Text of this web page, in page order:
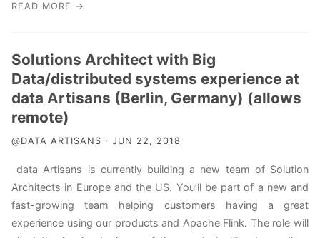
READ MORE →
Solutions Architect with Big
Data/distributed systems experience at
data Artisans (Berlin, Germany) (allows
remote)
@DATA ARTISANS · JUN 22, 2018
data Artisans is currently building a new team of Solution
Architects in Europe and the US. You’ll be part of a new and
fast-growing team helping customers having a great
experience using our products and Apache Flink. The role will